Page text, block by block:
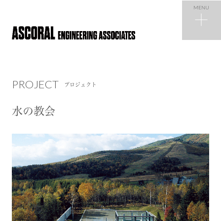
NEWS ニュース
COMPANY
RECRUIT 採用情報
CONTACT お問い合わせ
MENU
PROJECT プロジェクト
水の教会